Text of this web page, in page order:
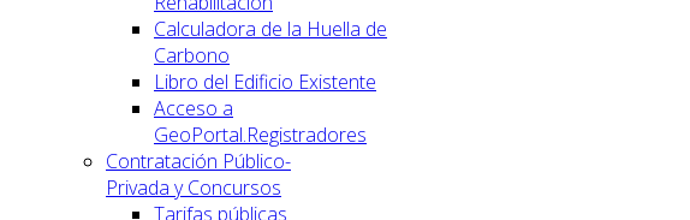
Calculadora de la Huella de
Carbono
Libro del Edificio Existente
Acceso a
GeoPortal.Registradores
Contratación Público-
Privada y Concursos
Tarifas públicas